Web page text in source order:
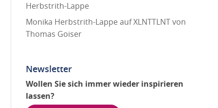
Herbstrith-Lappe
Monika Herbstrith-Lappe auf XLNTTLNT von
Thomas Goiser
Newsletter
Wollen Sie sich immer wieder inspirieren
lassen?